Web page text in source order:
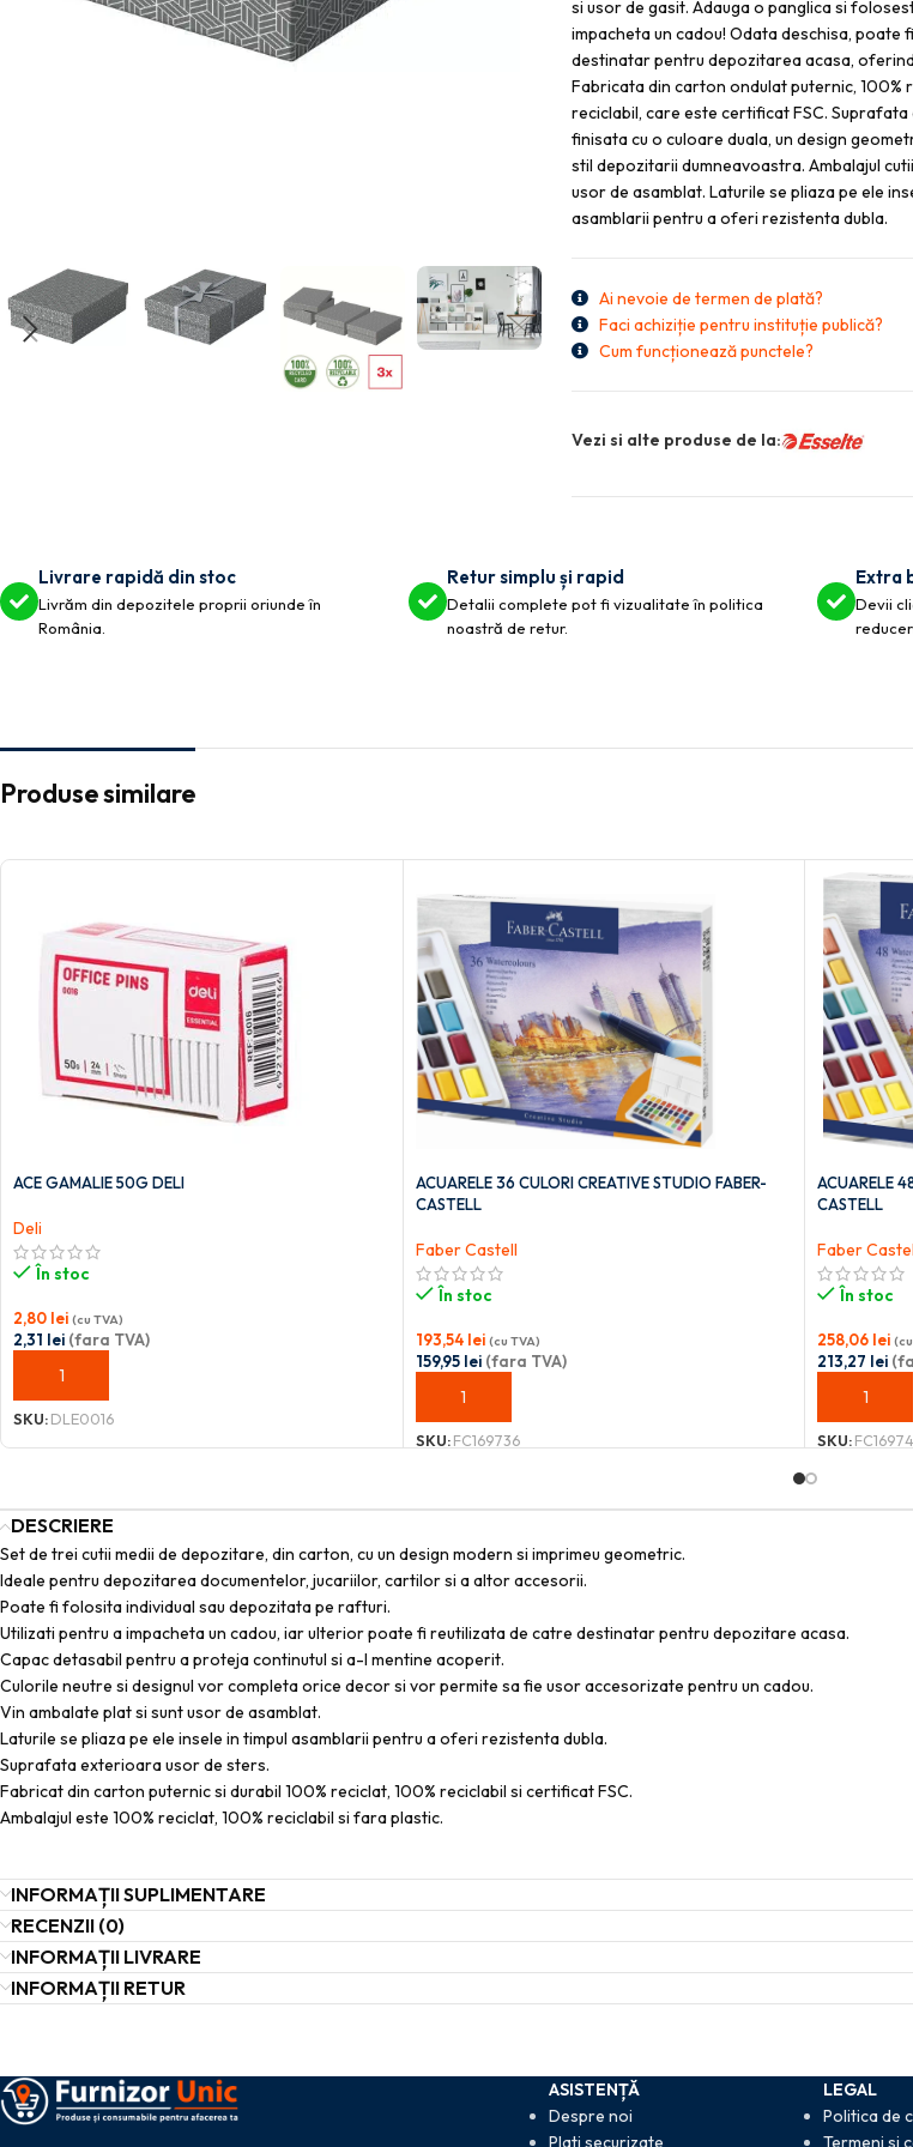
si usor de gasit. Adauga o panglica si
impacheta un cadou! Odata deschisa, poate
destinatar pentru depozitarea acasa,
Fabricata din carton ondulat puternic, 100%
reciclabil, care este certificat FSC.
finisata cu o culoare duala, un design
stil depozitarii dumneavoastra. Ambalajul
usor de asamblat. Laturile se pliaza pe ele
asamblarii pentru a oferi rezistenta dubla.
Ai nevoie de termen de plată?
Faci achiziție pentru instituție publică?
Cum funcționează punctele?
Vezi si alte produse de la:
Livrare rapidă din stoc
Livrăm din depozitele proprii oriunde în
România.
Retur simplu și rapid
Detalii complete pot fi vizualitate în politica
noastră de retur.
Extra
Devii
Produse similare
ACE GAMALIE 50G DELI
Deli
În stoc
2,80 lei (cu TVA)
2,31 lei (fara TVA)
ADAUGĂ ÎN COȘ
SKU:DLE0016
ACUARELE 36 CULORI CREATIVE STUDIO FABER-
CASTELL
Faber Castell
În stoc
193,54 lei (cu TVA)
159,95 lei(fara TVA)
ADAUGĂ ÎN COȘ
SKU:FC169736
ACUARELE
CASTELL
Faber
În stoc
258,06 lei
213,27 lei
ADAUGĂ
SKU:
DESCRIERE
Set de trei cutii medii de depozitare, din carton, cu un design modern si imprimeu geometric.
Ideale pentru depozitarea documentelor, jucariilor, cartilor si a altor accesorii.
Poate fi folosita individual sau depozitata pe rafturi.
Utilizati pentru a impacheta un cadou, iar ulterior poate fi reutilizata de catre destinatar pentru depozitare acasa.
Capac detasabil pentru a proteja continutul si a-l mentine acoperit.
Culorile neutre si designul vor completa orice decor si vor permite sa fie usor accesorizate pentru un cadou.
Vin ambalate plat si sunt usor de asamblat.
Laturile se pliaza pe ele insele in timpul asamblarii pentru a oferi rezistenta dubla.
Suprafata exterioara usor de sters.
Fabricat din carton puternic si durabil 100% reciclat, 100% reciclabil si certificat FSC.
Ambalajul este 100% reciclat, 100% reciclabil si fara plastic.
INFORMAȚII SUPLIMENTARE
RECENZII (0)
INFORMAȚII LIVRARE
INFORMAȚII RETUR
ASISTENȚĂ
Despre noi
Plati securizate
LEGAL
Politica de
Termeni si